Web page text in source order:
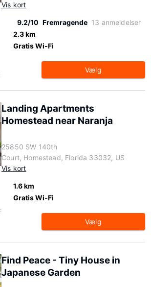
Vis kort
9.2/10 Fremragende 13 anmeldelser
2.3 km
Gratis Wi-Fi
Vælg
Landing Apartments
Homestead near Naranja
25850 SW 140th
Court, Homestead, Florida 33032, US
Vis kort
1.6 km
Gratis Wi-Fi
Vælg
Find Peace - Tiny House in
Japanese Garden